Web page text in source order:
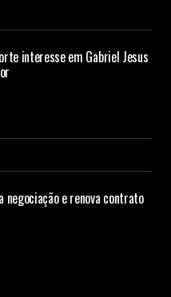
interesse em Gabriel Jesus
negociação e renova contrato